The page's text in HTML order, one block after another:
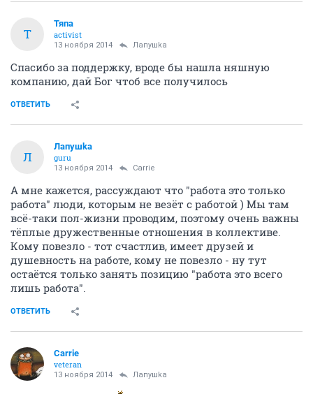
Т
Тяпа
activist
13 ноября 2014 Лапушkа
Спасибо за поддержку, вроде бы нашла няшную
компанию, дай Бог чтоб все получилось
ОТВЕТИТЬ
Л
Лапушkа
guru
13 ноября 2014 Carrie
А мне кажется, рассуждают что "работа это только
работа" люди, которым не везёт с работой ) Мы там
всё-таки пол-жизни проводим, поэтому очень важны
тёплые дружественные отношения в коллективе.
Кому повезло - тот счастлив, имеет друзей и
душевность на работе, кому не повезло - ну тут
остаётся только занять позицию "работа это всего
лишь работа".
ОТВЕТИТЬ
Carrie
veteran
13 ноября 2014 Лапушkа